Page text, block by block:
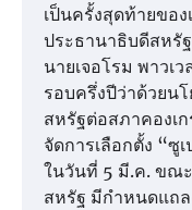
เป็นครั้งสุดท้ายขอ
ประธานาธิบดีสหรั
นายเจอโรม พาวเ
รอบครึ่งปีว่าด้วยน
สหรัฐต่อสภาคองเ
จัดการเลือกตั้ง “ซู
ในวันที่ 5 มี.ค. ขณ
สหรัฐ มีกำหนดแถ